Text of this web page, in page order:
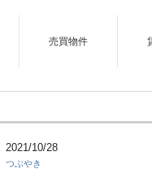
売買物件
2021/10/28
つぶやき